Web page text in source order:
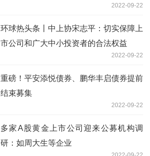
2022-09-22
环球热头条丨中上协宋志平：切实保障上
市公司和广大中小投资者的合法权益
2022-09-22
重磅！平安添悦债券、鹏华丰启债券提前
结束募集
2022-09-22
多家A股黄金上市公司迎来公募机构调
研：如周大生等企业